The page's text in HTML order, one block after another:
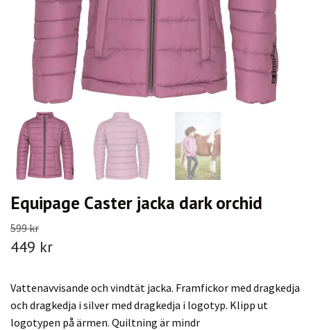
Equipage Caster jacka dark orchid
599 kr
449 kr
Vattenavvisande och vindtät jacka. Framfickor med dragkedja
och dragkedja i silver med dragkedja i logotyp. Klipp ut
logotypen på ärmen. Quiltning är mindr